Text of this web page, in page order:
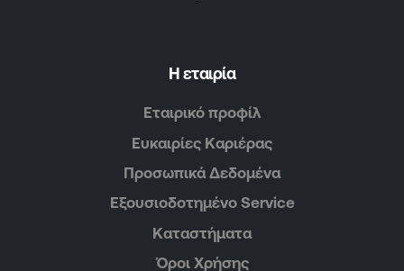
Η εταιρία
Εταιρικό προφίλ
Ευκαιρίες Καριέρας
Προσωπικά Δεδομένα
Εξουσιοδοτημένο Service
Καταστήματα
Όροι Χρήσης